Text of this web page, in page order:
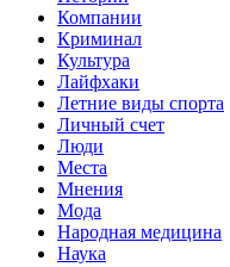
Компании
Криминал
Культура
Лайфхаки
Летние виды спорта
Личный счет
Люди
Места
Мнения
Мода
Народная медицина
Наука